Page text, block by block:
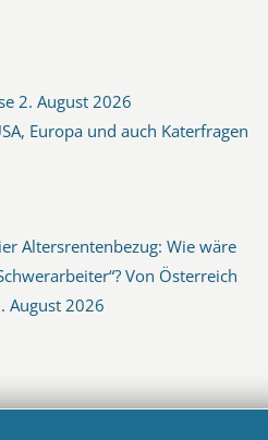
2. August 2026
Europa und auch Katerfragen
Altersrentenbezug: Wie wäre
Von Österreich
August 2026